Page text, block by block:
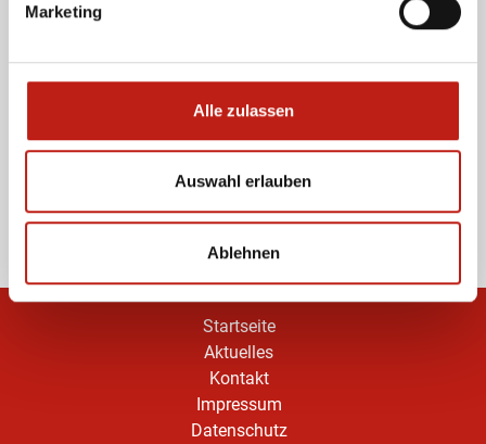
Marketing
Alle zulassen
Auswahl erlauben
Ablehnen
Veranstaltung melden
eintragen? Registrieren Sie sich hier KOSTENLOS!
Kostenlos anmelden
Startseite
Aktuelles
Kontakt
Impressum
Datenschutz